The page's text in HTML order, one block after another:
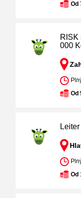
Od
RISK
000
Od
Od